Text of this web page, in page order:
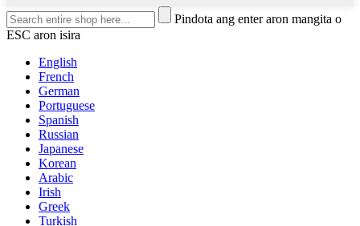
Pindota ang enter aron mangita o
ESC aron isira
English
French
German
Portuguese
Spanish
Russian
Japanese
Korean
Arabic
Irish
Greek
Turkish